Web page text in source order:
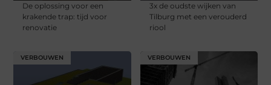
De oplossing voor een
krakende trap: tijd voor
renovatie
3x de oudste wijken van
Tilburg met een verouderd
riool
VERBOUWEN VERBOUWEN